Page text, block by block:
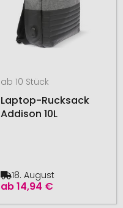
ab 10 Stück
Laptop-Rucksack
Addison 10L
ab14,94 €
18. August